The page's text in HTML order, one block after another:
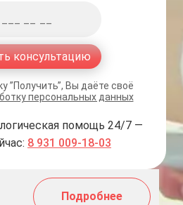
консультацию
”Получить”, Вы даёте своё
персональных данных
помощь 24/7 —
8 931 009-18-03
Подробнее